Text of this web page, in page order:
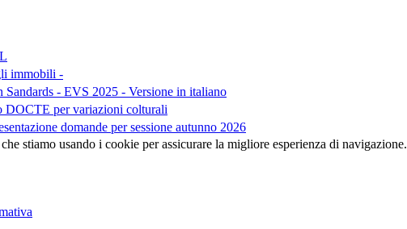
immobili -
- EVS 2025 - Versione in italiano
DOCTE per variazioni colturali
domande per sessione autunno 2026
stiamo usando i cookie per assicurare la migliore esperienza di navigazione.